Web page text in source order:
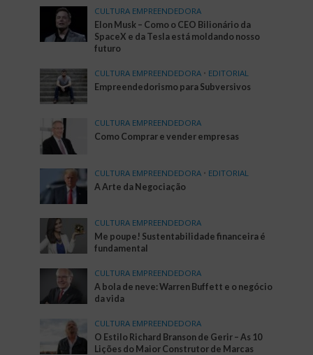
CULTURA EMPREENDEDORA
Elon Musk – Como o CEO Bilionário da
SpaceX e da Tesla está moldando nosso
futuro
CULTURA EMPREENDEDORA • EDITORIAL
Empreendedorismo para Subversivos
CULTURA EMPREENDEDORA
Como Comprar e vender empresas
CULTURA EMPREENDEDORA • EDITORIAL
A Arte da Negociação
CULTURA EMPREENDEDORA
Me poupe! Sustentabilidade financeira é
fundamental
CULTURA EMPREENDEDORA
A bola de neve: Warren Buffett e o negócio
da vida
CULTURA EMPREENDEDORA
O Estilo Richard Branson de Gerir – As 10
Lições do Maior Construtor de Marcas